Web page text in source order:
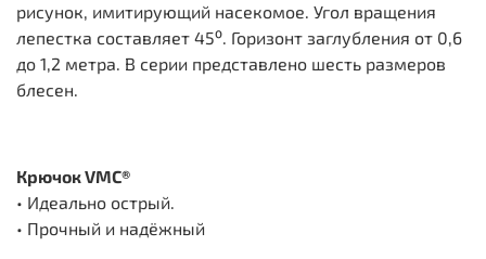
рисунок, имитирующий насекомое. Угол вращения
лепестка составляет 45⁰. Горизонт заглубления от 0,6
до 1,2 метра. В серии представлено шесть размеров
блесен.
Крючок VMC®
• Идеально острый.
• Прочный и надёжный